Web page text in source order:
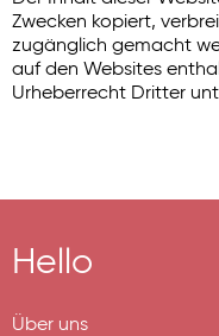
Zwecken kopiert,
zugänglich gemacht
auf den Websites
Urheberrecht Dritter
Hello
Über uns